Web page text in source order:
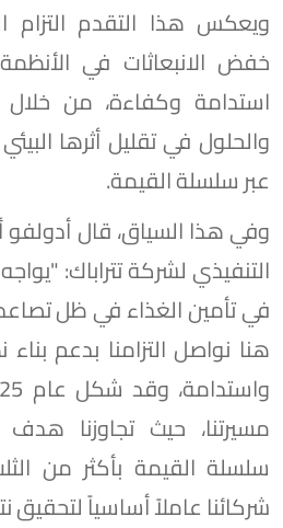
ويعكس هذا التقدم التزام
خفض الانبعاثات في
استدامة وكفاءة، من خلال
والحلول في تقليل أثرها
عبر سلسلة القيمة.
وفي هذا السياق، قال أدولفو
التنفيذي لشركة تتراباك:
في تأمين الغذاء في ظل تصاعد
هنا نواصل التزامنا بدعم
مسيرتنا، حيث تجاوزنا
سلسلة القيمة بأكثر من
شركائنا عاملاً أساسياً لتحقيق